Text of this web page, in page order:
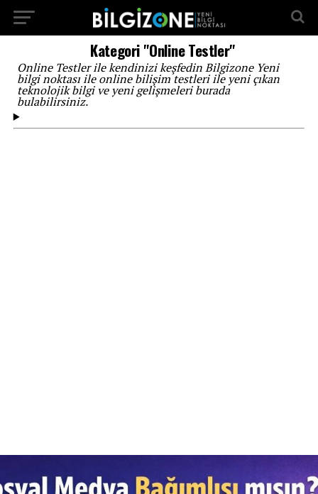
Kategori "Online Testler"
Online Testler ile kendinizi keşfedin Bilgizone Yeni
bilgi noktası ile online bilişim testleri ile yeni çıkan
teknolojik bilgi ve yeni gelişmeleri burada
bulabilirsiniz.